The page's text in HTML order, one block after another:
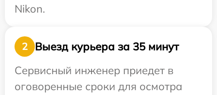
Nikon.
2
Выезд курьера за 35 минут
Сервисный инженер приедет в
оговоренные сроки для осмотра